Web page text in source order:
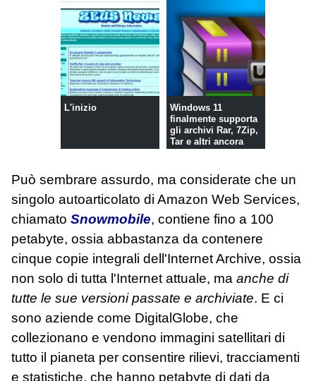
L'inizio
Windows 11
finalmente supporta
gli archivi Rar, 7Zip,
Tar e altri ancora
Può sembrare assurdo, ma considerate che un
singolo autoarticolato di Amazon Web Services,
chiamato Snowmobile, contiene fino a 100
petabyte, ossia abbastanza da contenere
cinque copie integrali dell'Internet Archive, ossia
non solo di tutta l'Internet attuale, ma anche di
tutte le sue versioni passate e archiviate. E ci
sono aziende come DigitalGlobe, che
collezionano e vendono immagini satellitari di
tutto il pianeta per consentire rilievi, tracciamenti
e statistiche, che hanno petabyte di dati da